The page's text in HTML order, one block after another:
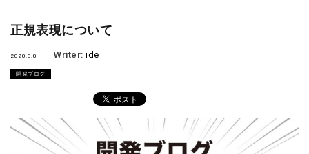
正規表現について
2020.3.8 Writer:ide
開発ブログ